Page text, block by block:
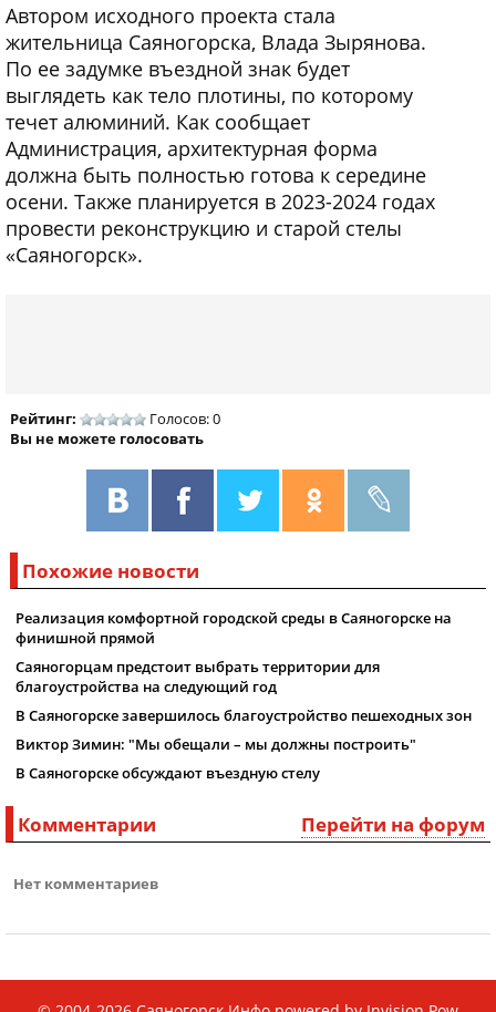
Автором исходного проекта стала
жительница Саяногорска, Влада Зырянова.
По ее задумке въездной знак будет
выглядеть как тело плотины, по которому
течет алюминий. Как сообщает
Администрация, архитектурная форма
должна быть полностью готова к середине
осени. Также планируется в 2023-2024 годах
провести реконструкцию и старой стелы
«Саяногорск».
Рейтинг:
Голосов: 0
Вы не можете голосовать
Похожие новости
Реализация комфортной городской среды в Саяногорске на
финишной прямой
Саяногорцам предстоит выбрать территории для
благоустройства на следующий год
В Саяногорске завершилось благоустройство пешеходных зон
Виктор Зимин: "Мы обещали – мы должны построить"
В Саяногорске обсуждают въездную стелу
Перейти на форум
Комментарии
Нет комментариев